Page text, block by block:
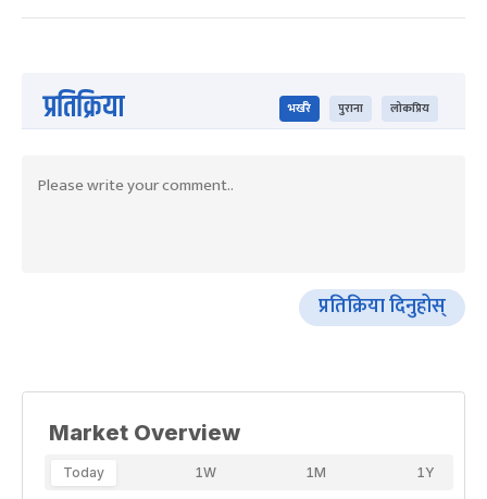
प्रतिक्रिया भर्खरै पुराना लोकप्रिय
प्रतिक्रिया दिनुहोस्